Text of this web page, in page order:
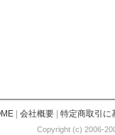
| 会社概要| 特定商取引に
Copyright (c) 2006-